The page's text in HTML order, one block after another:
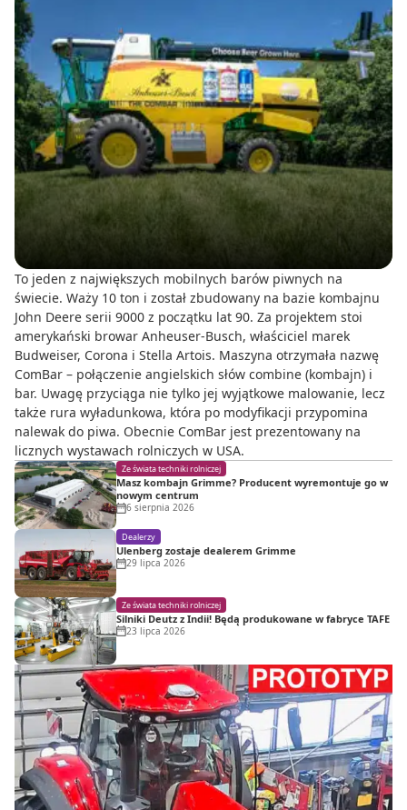
To jeden z największych mobilnych barów piwnych na
świecie. Waży 10 ton i został zbudowany na bazie kombajnu
John Deere serii 9000 z początku lat 90. Za projektem stoi
amerykański browar Anheuser-Busch, właściciel marek
Budweiser, Corona i Stella Artois. Maszyna otrzymała nazwę
ComBar – połączenie angielskich słów combine (kombajn) i
bar. Uwagę przyciąga nie tylko jej wyjątkowe malowanie, lecz
także rura wyładunkowa, która po modyfikacji przypomina
nalewak do piwa. Obecnie ComBar jest prezentowany na
licznych wystawach rolniczych w USA.
Ze świata techniki rolniczej
Masz kombajn Grimme? Producent wyremontuje go w
nowym centrum
6 sierpnia 2026
Dealerzy
Ulenberg zostaje dealerem Grimme
29 lipca 2026
Ze świata techniki rolniczej
Silniki Deutz z Indii! Będą produkowane w fabryce TAFE
23 lipca 2026